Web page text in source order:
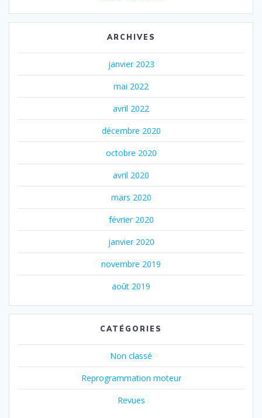
ARCHIVES
janvier 2023
mai 2022
avril 2022
décembre 2020
octobre 2020
avril 2020
mars 2020
février 2020
janvier 2020
novembre 2019
août 2019
CATÉGORIES
Non classé
Reprogrammation moteur
Revues